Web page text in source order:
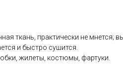
ткань, практически не
и быстро сушится.
жилеты, костюмы, фартуки.